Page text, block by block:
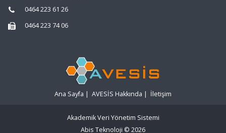
0464 223 61 26
0464 223 74 06
Ana Sayfa | AVESİS Hakkında | İletişim
Akademik Veri Yönetim Sistemi
Abis Teknoloji © 2026